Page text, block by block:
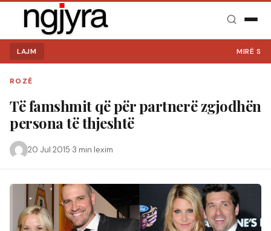
LAJM MIRË SE VINI
ROZË
Të famshmit që për partnerë zgjodhën
persona të thjeshtë
20 Jul 2015·3 min lexim